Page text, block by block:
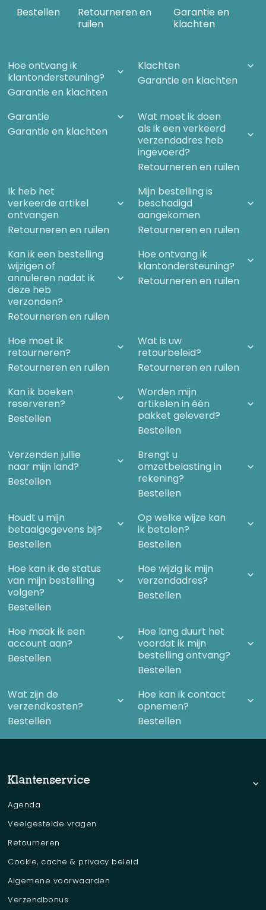
2020. Het publiek begint wakker 9/11 Complex 10 te worden. De
kritiek hierop van ‘het establishment’ is groot, wat feitelijk een
bevestiging is van het succes. Je kunt er aan afmeten hoe
gekomen. Niet iedereen kan zich echter beroepen op
onwetendheid en als je onkundig bent moet je niet op een
bepaalde positie gaan zitten. Kortom, 9/11 was complex, is
complex maar wordt steeds minder complex en is daarom
Bestellen
Retourneren en
ruilen
Garantie en
klachten
Hoe ontvang ik
klantondersteuning?
Garantie en klachten
Klachten
Garantie en klachten
Garantie
Garantie en klachten
Wat moet ik doen
als ik een verkeerd
verzendadres heb
ingevoerd?
Retourneren en ruilen
Ik heb het
verkeerde artikel
ontvangen
Retourneren en ruilen
Mijn bestelling is
beschadigd
aangekomen
Retourneren en ruilen
Kan ik een bestelling
wijzigen of
annuleren nadat ik
deze heb
verzonden?
Retourneren en ruilen
Hoe ontvang ik
klantondersteuning?
Retourneren en ruilen
Hoe moet ik
retourneren?
Retourneren en ruilen
Wat is uw
retourbeleid?
Retourneren en ruilen
Kan ik boeken
reserveren?
Bestellen
Worden mijn
artikelen in één
pakket geleverd?
Bestellen
Verzenden jullie
naar mijn land?
Bestellen
Brengt u
omzetbelasting in
rekening?
Bestellen
Houdt u mijn
betaalgegevens bij?
Bestellen
Op welke wijze kan
ik betalen?
Bestellen
Hoe kan ik de status
van mijn bestelling
volgen?
Bestellen
Hoe wijzig ik mijn
verzendadres?
Bestellen
Hoe maak ik een
account aan?
Bestellen
Hoe lang duurt het
voordat ik mijn
bestelling ontvang?
Bestellen
Wat zijn de
verzendkosten?
Bestellen
Hoe kan ik contact
opnemen?
Bestellen
Klantenservice
Agenda
Veelgestelde vragen
Retourneren
Cookie, cache & privacy beleid
Algemene voorwaarden
Verzendbonus